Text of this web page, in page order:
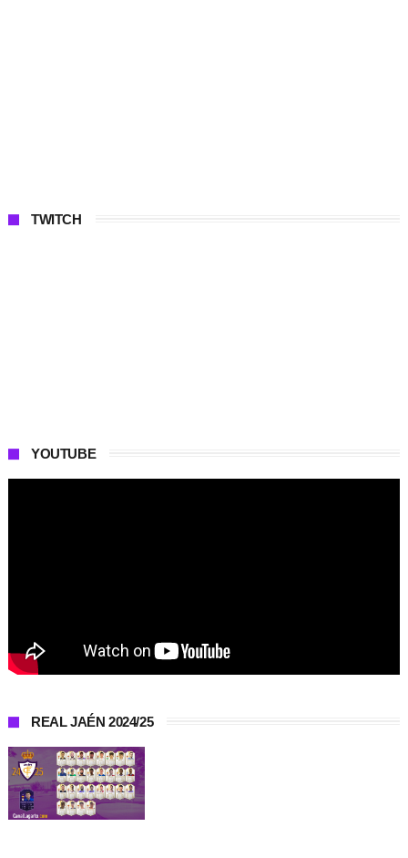
TWITCH
YOUTUBE
REAL JAÉN 2024/25